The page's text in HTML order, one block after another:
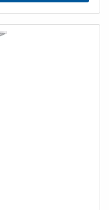
en Winkel Type
Support de douchette
poussoir Barre de
à 3 bar 8,7L/min
pression de service
Verrouillage
réglable 1 sortie
DN 15
150 +/-12 mm
XXL